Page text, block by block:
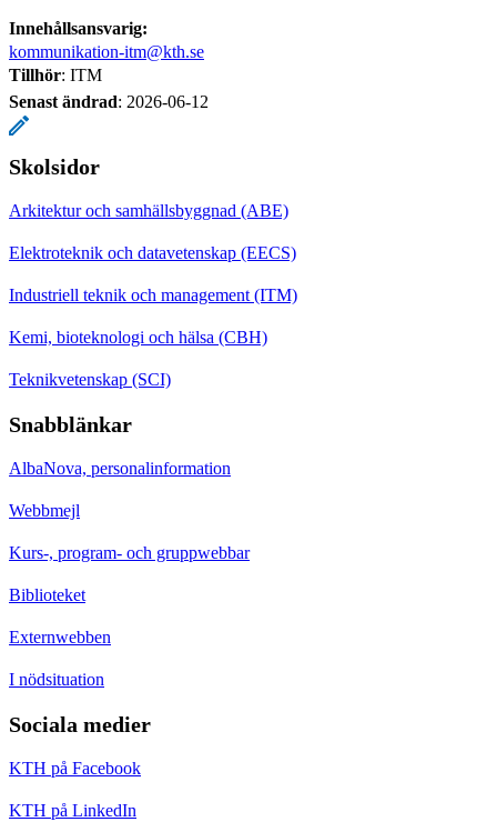
Innehållsansvarig:
kommunikation-itm@kth.se
Tillhör: ITM
Senast ändrad: 2026-06-12
Skolsidor
Arkitektur och samhällsbyggnad (ABE)
Elektroteknik och datavetenskap (EECS)
Industriell teknik och management (ITM)
Kemi, bioteknologi och hälsa (CBH)
Teknikvetenskap (SCI)
Snabblänkar
AlbaNova, personalinformation
Webbmejl
Kurs-, program- och gruppwebbar
Biblioteket
Externwebben
I nödsituation
Sociala medier
KTH på Facebook
KTH på LinkedIn